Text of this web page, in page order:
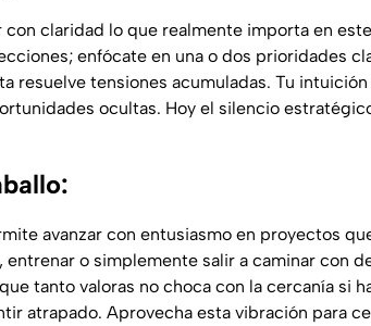
con claridad lo que realmente importa en
enfócate en una o dos prioridades
resuelve tensiones acumuladas. Tu
ocultas. Hoy el silencio
avanzar con entusiasmo en proyectos
o simplemente salir a caminar con
tanto valoras no choca con la cercanía si
atrapado. Aprovecha esta vibración para